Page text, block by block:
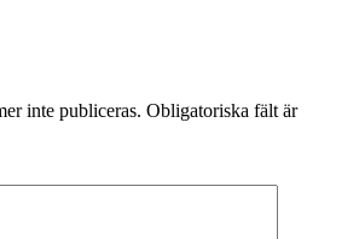
inte publiceras. Obligatoriska fält är